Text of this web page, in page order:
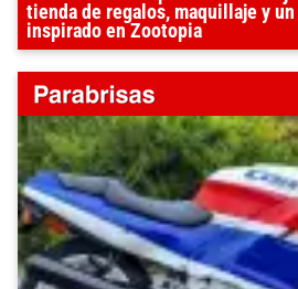
tienda de regalos, maquillaje y
inspirado en Zootopia